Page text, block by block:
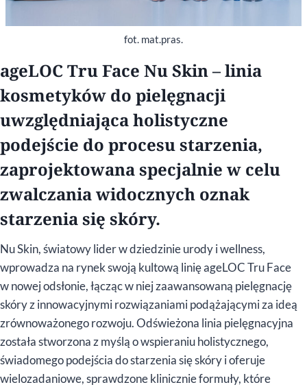
fot. mat.pras.
ageLOC Tru Face Nu Skin – linia
kosmetyków do pielęgnacji
uwzględniająca holistyczne
podejście do procesu starzenia,
zaprojektowana specjalnie w celu
zwalczania widocznych oznak
starzenia się skóry.
Nu Skin, światowy lider w dziedzinie urody i wellness,
wprowadza na rynek swoją kultową linię ageLOC Tru Face
w nowej odsłonie, łącząc w niej zaawansowaną pielęgnację
skóry z innowacyjnymi rozwiązaniami podążającymi za ideą
zrównoważonego rozwoju. Odświeżona linia pielęgnacyjna
została stworzona z myślą o wspieraniu holistycznego,
świadomego podejścia do starzenia się skóry i oferuje
wielozadaniowe, sprawdzone klinicznie formuły, które